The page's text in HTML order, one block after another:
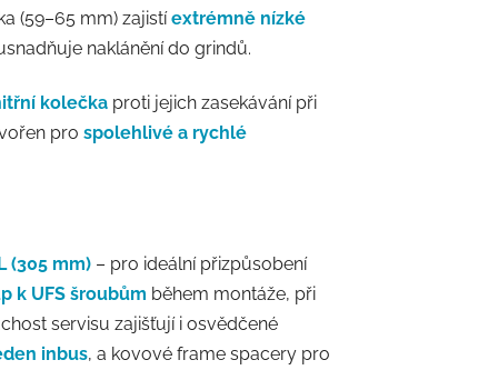
(59–65 mm) zajistíextrémně nízké
naklánění do grindů.
kolečka proti jejich zasekávání při
pro spolehlivé a rychlé
(305 mm) – pro ideální přizpůsobení
k UFS šroubům během montáže, při
servisu zajišťují i osvědčené
inbus, a kovové frame spacery pro